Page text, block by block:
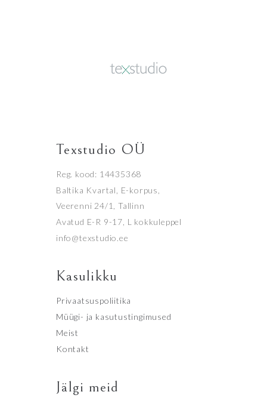
Texstudio OÜ
Reg. kood: 14435368
Baltika Kvartal, E-korpus,
Veerenni 24/1, Tallinn
Avatud E-R 9-17, L kokkuleppel
info@texstudio.ee
Kasulikku
Privaatsuspoliitika
Müügi- ja kasutustingimused
Meist
Kontakt
Jälgi meid